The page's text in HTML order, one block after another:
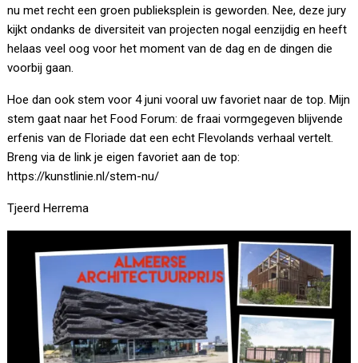
nu met recht een groen publieksplein is geworden. Nee, deze jury
kijkt ondanks de diversiteit van projecten nogal eenzijdig en heeft
helaas veel oog voor het moment van de dag en de dingen die
voorbij gaan.
Hoe dan ook stem voor 4 juni vooral uw favoriet naar de top. Mijn
stem gaat naar het Food Forum: de fraai vormgegeven blijvende
erfenis van de Floriade dat een echt Flevolands verhaal vertelt.
Breng via de link je eigen favoriet aan de top:
https://kunstlinie.nl/stem-nu/
Tjeerd Herrema